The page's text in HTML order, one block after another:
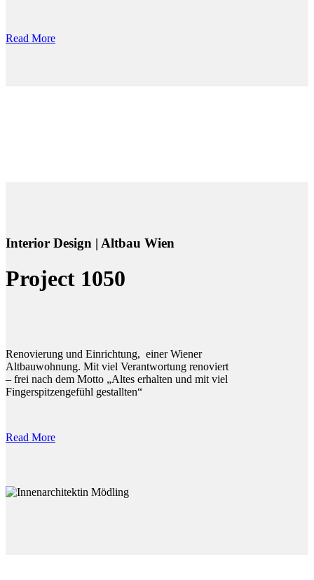
Read More
Interior Design | Altbau Wien
Project 1050
Renovierung und Einrichtung, einer Wiener
Altbauwohnung. Mit viel Verantwortung renoviert
– frei nach dem Motto „Altes erhalten und mit viel
Fingerspitzengefühl gestallten“
Read More